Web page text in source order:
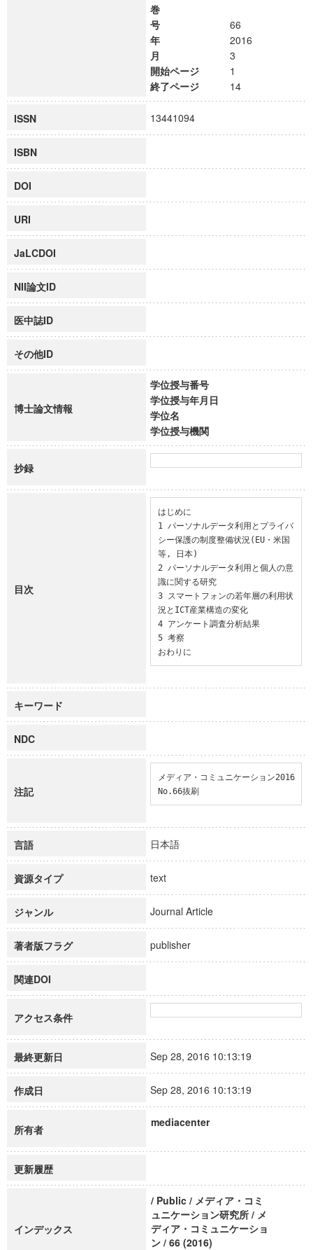
巻
号
66
年
2016
月
3
開始ページ
1
終了ページ
14
ISSN 13441094
ISBN
DOI
URI
JaLCDOI
NII論文ID
医中誌ID
その他ID
博士論文情報
学位授与番号
学位授与年月日
学位名
学位授与機関
抄録
目次
はじめに
1 パーソナルデータ利用とプライバ
シー保護の制度整備状況(EU・米国
等, 日本)
2 パーソナルデータ利用と個人の意
識に関する研究
3 スマートフォンの若年層の利用状
況とICT産業構造の変化
4 アンケート調査分析結果
5 考察
おわりに
キーワード
NDC
注記
メディア・コミュニケーション2016
No.66抜刷
言語 日本語
資源タイプ text
ジャンル Journal Article
著者版フラグ publisher
関連DOI
アクセス条件
最終更新日 Sep 28, 2016 10:13:19
作成日 Sep 28, 2016 10:13:19
所有者
mediacenter
更新履歴
インデックス
/ Public / メディア・コミ
ュニケーション研究所 / メ
ディア・コミュニケーショ
ン / 66 (2016)